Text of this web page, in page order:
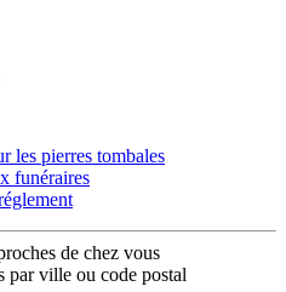
les pierres tombales
funéraires
de chez vous
par ville ou code postal